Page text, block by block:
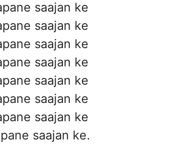
saajan ke
saajan ke
saajan ke
saajan ke
saajan ke
saajan ke
saajan ke
saajan ke.